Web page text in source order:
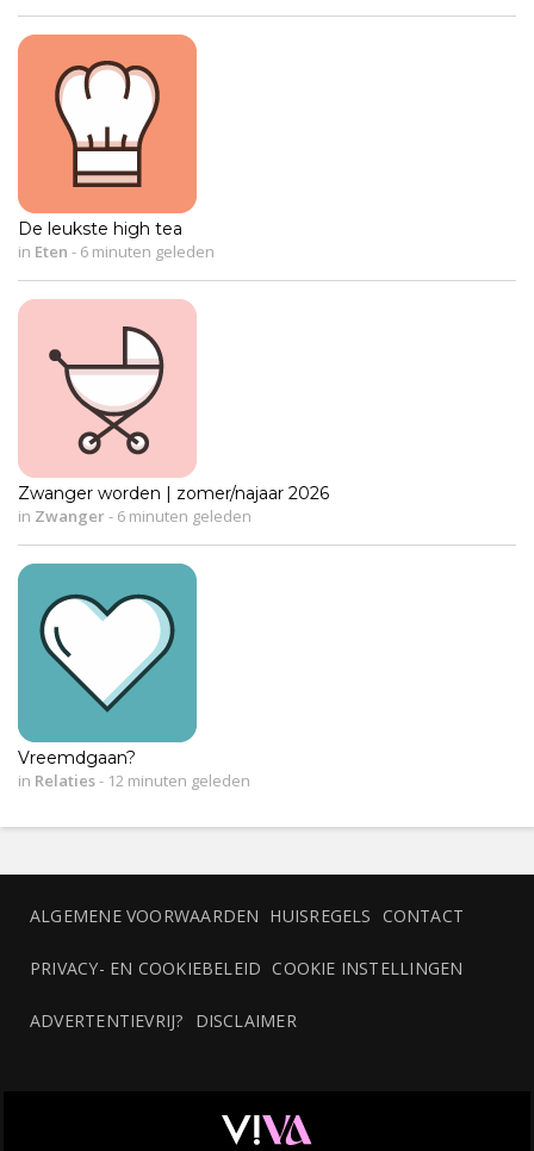
De leukste high tea
in Eten - 6 minuten geleden
Zwanger worden | zomer/najaar 2026
in Zwanger- 6 minuten geleden
Vreemdgaan?
in Relaties- 12 minuten geleden
ALGEMENE VOORWAARDEN HUISREGELS CONTACT
PRIVACY- EN COOKIEBELEID COOKIE INSTELLINGEN
ADVERTENTIEVRIJ? DISCLAIMER